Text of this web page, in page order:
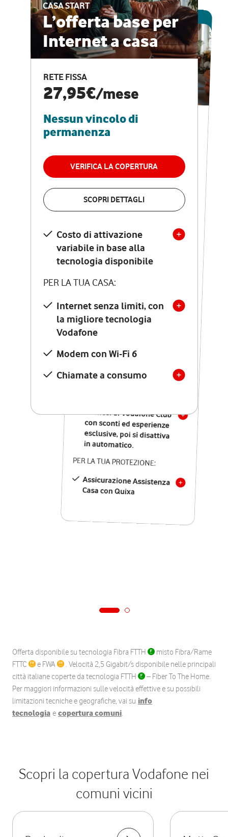
CASA START
L’offerta base per
Internet a casa
RETE FISSA
27,95€/mese
Nessun vincolo di
permanenza
VERIFICA LA COPERTURA
SCOPRI DETTAGLI
Costo di attivazione
variabile in base alla
tecnologia disponibile
PER LA TUA CASA:
Internet senza limiti, con
la migliore tecnologia
Vodafone
Modem con Wi-Fi 6
Chiamate a consumo
ESCLUSIVA ONLINE
CASA PRO
Internet veloce e
vantaggi speciali
RETE FISSA + VODAFONE CLUB
29,95€
permanenza
VERIFICA LA COPERTURA
Costo di attivazione
variabile in base alla
tecnologia disponibile
PER LA TUA CASA:
Internet senza limiti, con
la migliore tecnologia
Vodafone
Modem Seven con Wi-Fi 7
Chiamate illimitate verso
numeri fissi e mobili
nazionali
12 mesi di Vodafone Club
con sconti ed esperienze
esclusive, poi si disattiva
in automatico.
PER LA TUA PROTEZIONE:
Assicurazione Assistenza
Casa con Quixa
Offerta disponibile su tecnologia Fibra FTTH
misto Fibra/Rame
FTTC
e FWA
. Velocità 2,5 Gigabit/s disponibile nelle principali
città italiane coperte da tecnologia FTTH
– Fiber To The Home.
Per maggiori informazioni sulle velocità effettive e su possibili
limitazioni tecniche e geografiche, vai su info
tecnologia e copertura comuni.
Scopri la copertura Vodafone nei
comuni vicini